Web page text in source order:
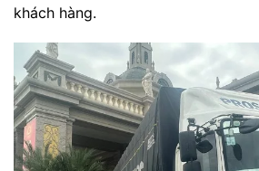
khách hàng.